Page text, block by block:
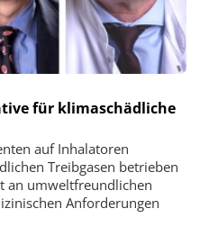
für klimaschädliche
auf Inhalatoren
Treibgasen betrieben
an umweltfreundlichen
Anforderungen